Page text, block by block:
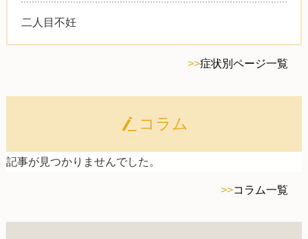
二人目不妊
>>症状別ページ一覧
コラム
記事が見つかりませんでした。
>>コラム一覧